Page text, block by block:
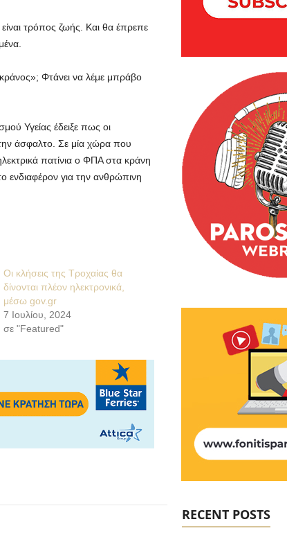
τρόπος ζωής. Και θα έπρεπε
Φτάνει να λέμε μπράβο
Υγείας έδειξε πως οι
άσφαλτο. Σε μία χώρα που
πατίνια ο ΦΠΑ στα κράνη
ενδιαφέρον για την ανθρώπινη
Οι κλήσεις της Τροχαίας θα
δίνονται πλέον ηλεκτρονικά,
μέσω gov.gr
7 Ιουλίου, 2024
σε "Featured"
RECENT POSTS